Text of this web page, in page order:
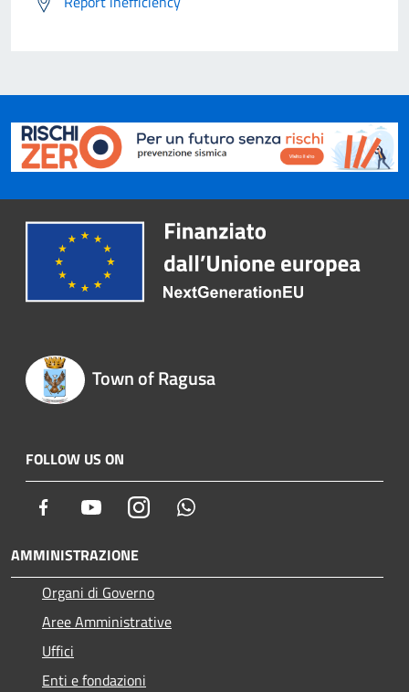
Town of Ragusa
FOLLOW US ON
Facebook YoutubeInstagram
AMMINISTRAZIONE
Organi di Governo
Aree Amministrative
Uffici
Enti e fondazioni